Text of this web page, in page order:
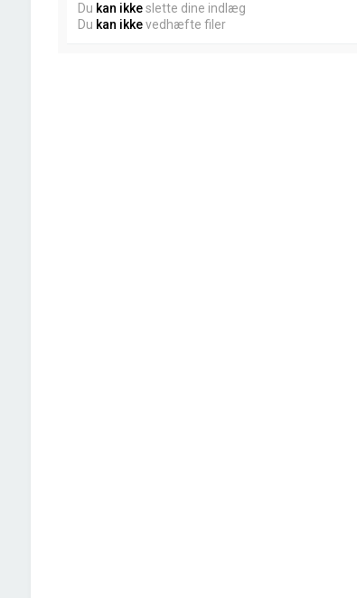
Du kan ikkeslette dine indlæg
Du kan ikkevedhæfte filer